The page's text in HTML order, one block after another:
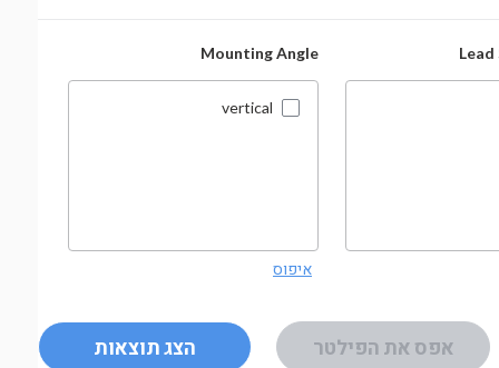
Lead
Mounting Angle
vertical
איפוס
אפס את הפילטר